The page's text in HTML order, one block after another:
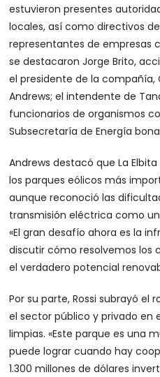
estuvieron presentes
locales, así como directivos
representantes de empresas
se destacaron Jorge Brito,
el presidente de la compañía,
Andrews; el intendente de
funcionarios de organismos
Subsecretaría de Energía
Andrews destacó que La
los parques eólicos más
aunque reconoció las
transmisión eléctrica como
«El gran desafío ahora es la
discutir cómo resolvemos los
el verdadero potencial
Por su parte, Rossi subrayó
el sector público y privado en
limpias. «Este parque es una
puede lograr cuando hay
1.300 millones de dólares